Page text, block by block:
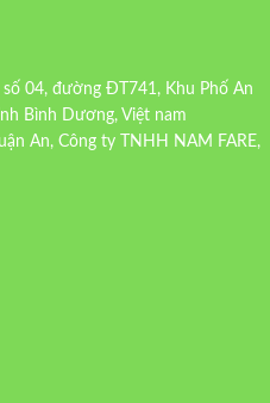
04, đường ĐT741, Khu Phố An
Bình Dương, Việt nam
An, Công ty TNHH NAM FARE,